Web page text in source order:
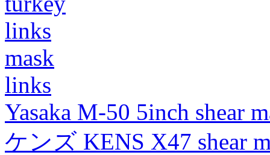
links
mask
links
Yasaka M-50 5inch shear
ケンズ KENS X47 shear